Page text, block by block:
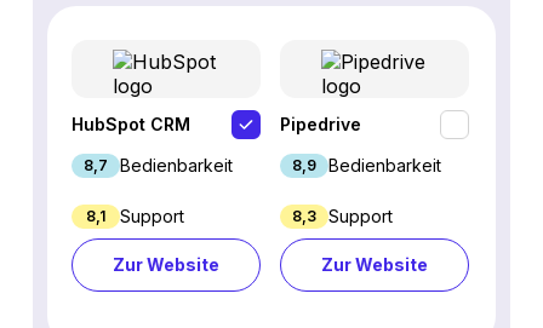
HubSpot CRM
8,7 Bedienbarkeit
8,1 Support
Zur Website
Pipedrive
8,9 Bedienbarkeit
8,3 Support
Zur Website